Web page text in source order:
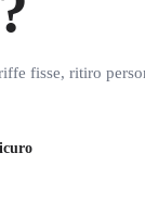
fisse, ritiro